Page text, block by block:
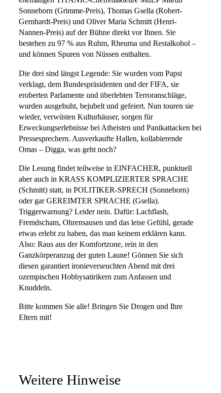
Sonneborn (Grimme-Preis), Thomas Gsella (Robert-
Gernhardt-Preis) und Oliver Maria Schmitt (Henri-
Nannen-Preis) auf der Bühne direkt vor Ihnen. Sie
bestehen zu 97 % aus Ruhm, Rheuma und Restalkohol –
und können Spuren von Nüssen enthalten.
Die drei sind längst Legende: Sie wurden vom Papst
verklagt, dem Bundespräsidenten und der FIFA, sie
eroberten Parlamente und überlebten Terroranschläge,
wurden ausgebuht, bejubelt und gefeiert. Nun touren sie
wieder, verwüsten Kulturhäuser, sorgen für
Erweckungserlebnisse bei Atheisten und Panikattacken bei
Pressesprechern. Ausverkaufte Hallen, kollabierende
Omas – Digga, was geht noch?
Die Lesung findet teilweise in EINFACHER, punktuell
aber auch in KRASS KOMPLIZIERTER SPRACHE
(Schmitt) statt, in POLITIKER-SPRECH (Sonneborn)
oder gar GEREIMTER SPRACHE (Gsella).
Triggerwarnung? Leider nein. Dafür: Lachflash,
Fremdscham, Ohrensausen und das leise Gefühl, gerade
etwas erlebt zu haben, das man keinem erklären kann.
Also: Raus aus der Komfortzone, rein in den
Ganzkörperanzug der guten Laune! Gönnen Sie sich
diesen garantiert ironieverseuchten Abend mit drei
ozempischen Hobbysatirikern zum Anfassen und
Knuddeln.
Bitte kommen Sie alle! Bringen Sie Drogen und Ihre
Eltern mit!
Weitere Hinweise